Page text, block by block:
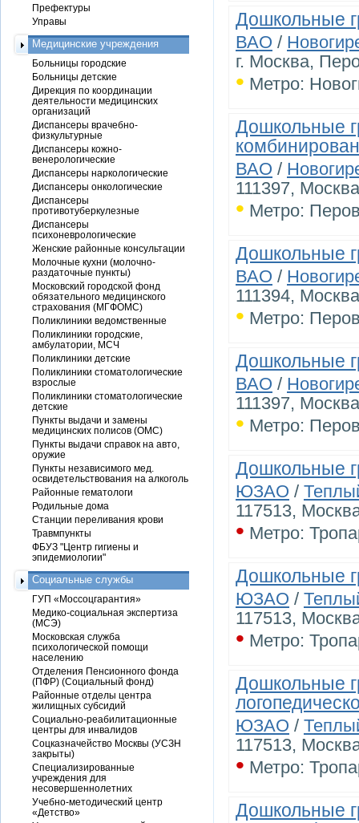
Дошкольные
ВАО /
г. Москва,
• Метро:
Дошкольные
ВАО /
111397,
• Метро:
Дошкольные
ВАО /
111394,
• Метро:
Дошкольные
ВАО /
111397,
• Метро:
Дошкольные
ЮЗАО /
117513,
• Метро:
Дошкольные
ЮЗАО /
117513,
• Метро:
Дошкольные
ЮЗАО /
117513,
• Метро:
Дошкольные
Префектуры
Управы
Медицинские учреждения
Больницы городские
Больницы детские
Дирекция по координации
деятельности медицинских
организаций
Диспансеры врачебно-
физкультурные
Диспансеры кожно-
венерологические
Диспансеры наркологические
Диспансеры онкологические
Диспансеры
противотуберкулезные
Диспансеры
психоневрологические
Женские районные консультации
Молочные кухни (молочно-
раздаточные пункты)
Московский городской фонд
обязательного медицинского
страхования (МГФОМС)
Поликлиники ведомственные
Поликлиники городские,
амбулатории, МСЧ
Поликлиники детские
Поликлиники стоматологические
взрослые
Поликлиники стоматологические
детские
Пункты выдачи и замены
медицинских полисов (ОМС)
Пункты выдачи справок на авто,
оружие
Пункты независимого мед.
освидетельствования на алкоголь
Районные гематологи
Родильные дома
Станции переливания крови
Травмпункты
ФБУЗ "Центр гигиены и
эпидемиологии"
Социальные службы
ГУП «Моссоцгарантия»
Медико-социальная экспертиза
(МСЭ)
Московская служба
психологической помощи
населению
Отделения Пенсионного фонда
(ПФР) (Социальный фонд)
Районные отделы центра
жилищных субсидий
Социально-реабилитационные
центры для инвалидов
Соцказначейство Москвы (УСЗН
закрыты)
Специализированные
учреждения для
несовершеннолетних
Учебно-методический центр
«Детство»